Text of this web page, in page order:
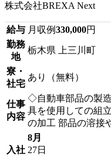
株式会社BREXA Next
給与 月収例330,000円
勤務
地
栃木県 上三川町
寮・
社宅
あり（無料）
仕事
内容
◇自動車部品の製
具を使用しての組
の加工 部品の溶接
入社
8月
27日